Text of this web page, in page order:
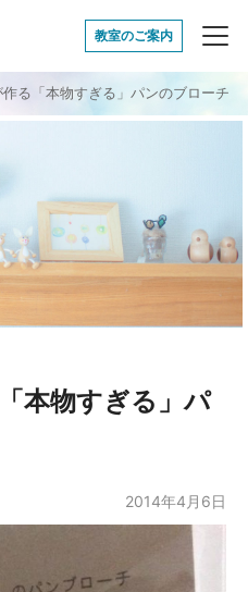
ートセラピー
教室のご案内
る「本物すぎる」パンのブローチ
本物すぎる」パ
2014年4月6日